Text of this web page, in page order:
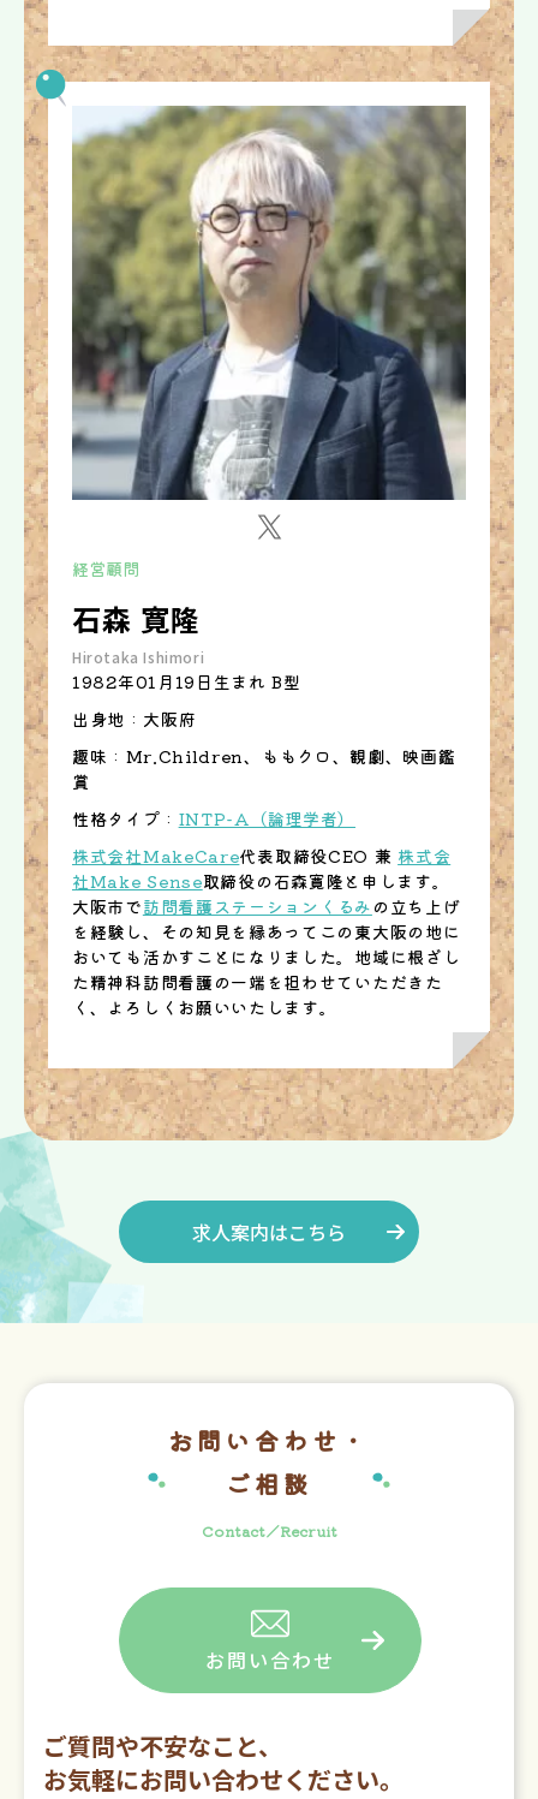
経営顧問
石森 寛隆
Hirotaka Ishimori
1982年01月19日生まれ B型
出身地 : 大阪府
趣味 : Mr.Children、ももクロ、観劇、映画鑑
賞
性格タイプ : INTP-A（論理学者）
株式会社MakeCare代表取締役CEO 兼 株式会
社Make Sense取締役の石森寛隆と申します。
大阪市で訪問看護ステーションくるみ の立ち上げ
を経験し、その知見を縁あってこの東大阪の地に
おいても活かすことになりました。地域に根ざし
た精神科訪問看護の一端を担わせていただきた
く、よろしくお願いいたします。
求人案内はこちら
お問い合わせ・
ご相談
Contact／Recruit
お問い合わせ
ご質問や不安なこと、
お気軽にお問い合わせください。